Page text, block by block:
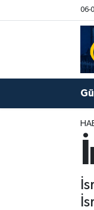
06-
Şanlıurfa
Şanlıurfa
Şanlıurfa
Süper Lig
Tüm